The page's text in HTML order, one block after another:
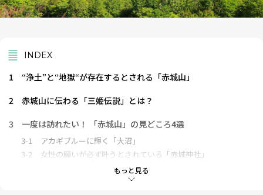
もっと見る
INDEX
1
“浄土”と“地獄“が存在するとされる「赤城山」
2
赤城山に伝わる「三姫伝説」とは？
3
一度は訪れたい！ 「赤城山」の見どころ4選
3-1
アカギブルーに輝く「大沼」
3-2
女性の願いが必ず叶うとされている「赤城神社」
湿生植物と高山植物の宝庫「覚満淵（かくまんぶち）」